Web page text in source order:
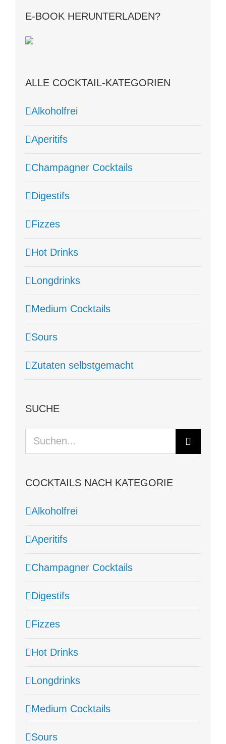
E-BOOK HERUNTERLADEN?
ALLE COCKTAIL-KATEGORIEN
Alkoholfrei
Aperitifs
Champagner Cocktails
Digestifs
Fizzes
Hot Drinks
Longdrinks
Medium Cocktails
Sours
Zutaten selbstgemacht
SUCHE
Suche
nach:
COCKTAILS NACH KATEGORIE
Alkoholfrei
Aperitifs
Champagner Cocktails
Digestifs
Fizzes
Hot Drinks
Longdrinks
Medium Cocktails
Sours